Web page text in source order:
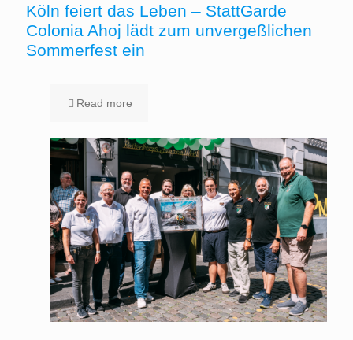
Köln feiert das Leben – StattGarde
Colonia Ahoj lädt zum unvergeßlichen
Sommerfest ein
Read more